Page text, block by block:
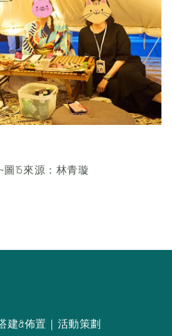
圖15來源：林青璇
建&佈置｜活動策劃